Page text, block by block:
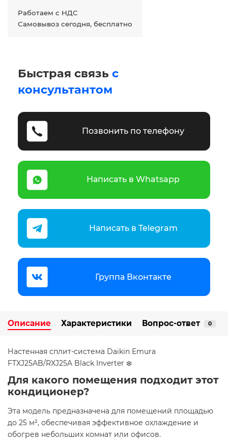
Работаем с НДС
Самовывоз сегодня, бесплатно
Быстрая связь с
консультантом
Позвонить по телефону
Написать в Whatsapp
Написать в Telegram
Группа Вконтакте
Описание Характеристики Вопрос-ответ 0
​​​​Настенная сплит-система Daikin Emura
FTXJ25AB/RXJ25A Black Inverter ❄️
Для какого помещения подходит этот
кондиционер?
Эта модель предназначена для помещений площадью
до 25 м², обеспечивая эффективное охлаждение и
обогрев небольших комнат или офисов.​